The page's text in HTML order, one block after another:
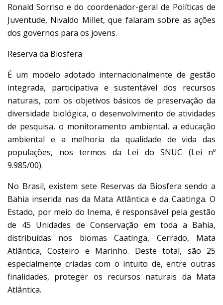
Ronald Sorriso e do coordenador-geral de Políticas de
Juventude, Nivaldo Millet, que falaram sobre as ações
dos governos para os jovens.
Reserva da Biosfera
É um modelo adotado internacionalmente de gestão
integrada, participativa e sustentável dos recursos
naturais, com os objetivos básicos de preservação da
diversidade biológica, o desenvolvimento de atividades
de pesquisa, o monitoramento ambiental, a educação
ambiental e a melhoria da qualidade de vida das
populações, nos termos da Lei do SNUC (Lei nº
9.985/00).
No Brasil, existem sete Reservas da Biosfera sendo a
Bahia inserida nas da Mata Atlântica e da Caatinga. O
Estado, por meio do Inema, é responsável pela gestão
de 45 Unidades de Conservação em toda a Bahia,
distribuídas nos biomas Caatinga, Cerrado, Mata
Atlântica, Costeiro e Marinho. Deste total, são 25
especialmente criadas com o intuito de, entre outras
finalidades, proteger os recursos naturais da Mata
Atlântica.